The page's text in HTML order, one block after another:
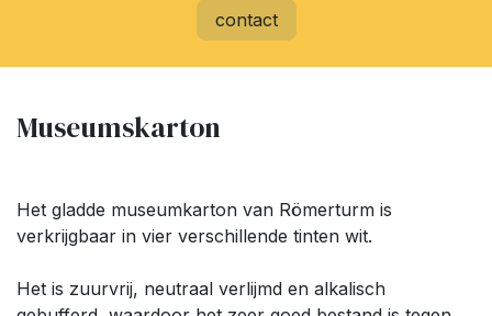
contact
Museumskarton
Het gladde museumkarton van Römerturm is
verkrijgbaar in vier verschillende tinten wit.
Het is zuurvrij, neutraal verlijmd en alkalisch